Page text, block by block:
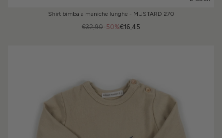
Shirt bimba a maniche lunghe - MUSTARD 270
-50%
€32,90 €16,45